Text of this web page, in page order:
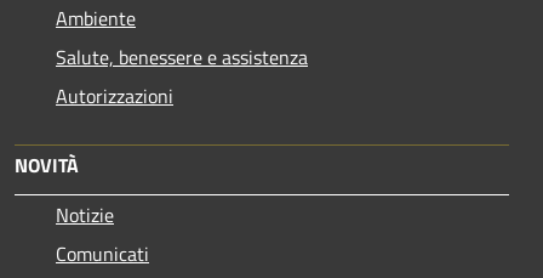
Ambiente
Salute, benessere e assistenza
Autorizzazioni
NOVITÀ
Notizie
Comunicati